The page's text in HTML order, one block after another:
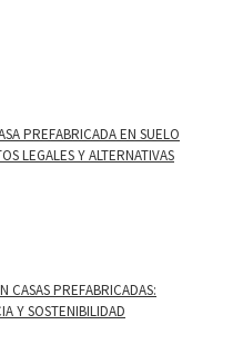
PREFABRICADA EN SUELO
LEGALES Y ALTERNATIVAS
CASAS PREFABRICADAS:
Y SOSTENIBILIDAD